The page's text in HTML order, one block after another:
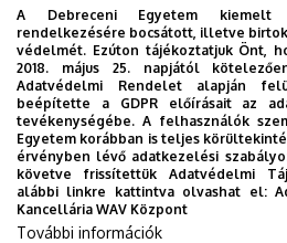
Campus)
Emelet, ajtó
2.
szoba)
Weboldal
MTMT
A Debreceni Egyetem kiemelt
rendelkezésére bocsátott, illetve
védelmét. Ezúton tájékoztatjuk Önt,
2018. május 25. napjától
Adatvédelmi Rendelet alapján
beépítette a GDPR előírásait az
tevékenységébe. A felhasználók
Egyetem korábban is teljes
érvényben lévő adatkezelési
követve frissítettük Adatvédelmi
alábbi linkre kattintva olvashat el:
Kancellária WAV Központ
További információk